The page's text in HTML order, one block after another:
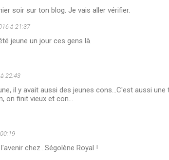
soir sur ton blog. Je vais aller vérifier.
à 21:37
jeune un jour ces gens là.
22:43
il y avait aussi des jeunes cons...C'est aussi une
on finit vieux et con...
chez...Ségolène Royal !